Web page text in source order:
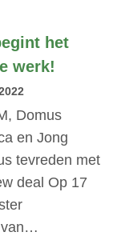
het
werk!
Domus
en Jong
tevreden met
deal Op 17
van…